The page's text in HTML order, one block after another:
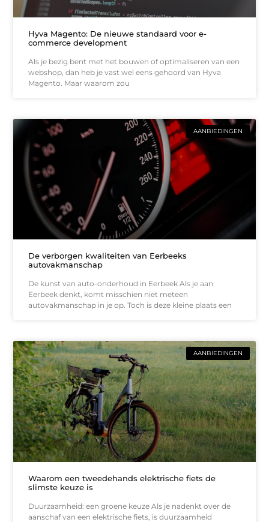
Hyva Magento: De nieuwe standaard voor e-
commerce development
Als je bezig bent met het bouwen of optimaliseren van een
webshop, dan heb je vast wel eens gehoord van Hyva
Magento. Maar waarom zou
AANBIEDINGEN
De verborgen kwaliteiten van Eerbeeks
autovakmanschap
De kunst van auto-onderhoud in Eerbeek Als je aan
Eerbeek denkt, komt misschien niet meteen
autovakmanschap in je op. Toch is deze kleine plaats een
AANBIEDINGEN
Waarom een tweedehands elektrische fiets de
slimste keuze is
Duurzaamheid: een groene keuze Als je nadenkt over de
aanschaf van een elektrische fiets, is duurzaamheid